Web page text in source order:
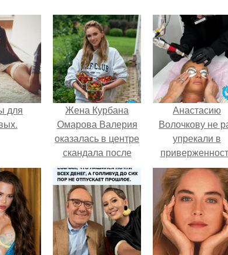
для
Жена Курбана
Омарова Валерия
оказалась в центре
скандала после
визита блогера
Марины ильиной в
её
косметологическую
клинику.
Анастасию
Волочкову не
упрекали в
устаревшим
процедурам.